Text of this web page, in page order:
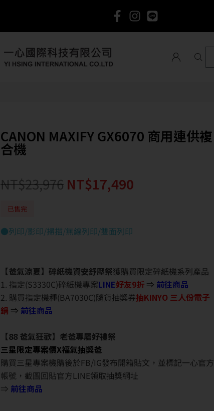
CANON MAXIFY GX6070 商用連供複
合機
NT$23,976 NT$17,490
已售完
●列印/影印/掃描/無線列印/雙面列印
【爸氣涼夏】碎紙機資安舒壓祭獲購買限定碎紙機系列產品
1. 指定(S3330C)碎紙機專案LINE好友9折 ⇒ 前往商品
2. 購買指定機種(BA7030C)隨貨抽獎券抽KINYO 三人份電子
鍋 ⇒ 前往商品
【88 爸氣狂歡】老爸專屬好禮祭
三星限定專案價X福氣抽獎爸
購買三星專案機購後於FB/IG發布開箱貼文，並標記一心官方
帳號，截圖回貼官方LINE領取抽獎網址
⇒ 前往商品